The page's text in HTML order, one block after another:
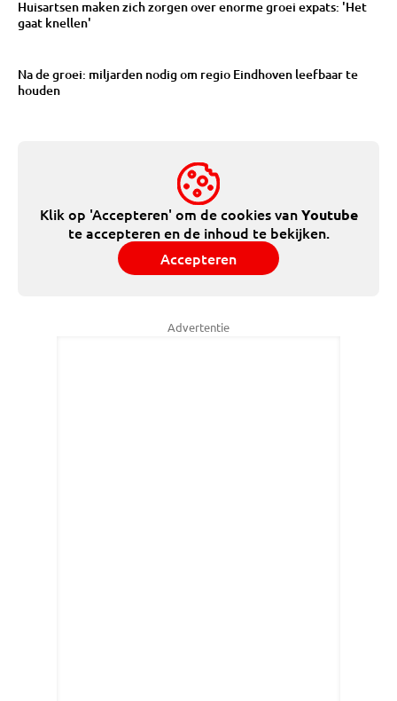
Huisartsen maken zich zorgen over enorme groei expats: 'Het
gaat knellen'
Na de groei: miljarden nodig om regio Eindhoven leefbaar te
houden
Klik op 'Accepteren' om de cookies vanYoutube
te accepteren en de inhoud te bekijken.
Accepteren
Advertentie